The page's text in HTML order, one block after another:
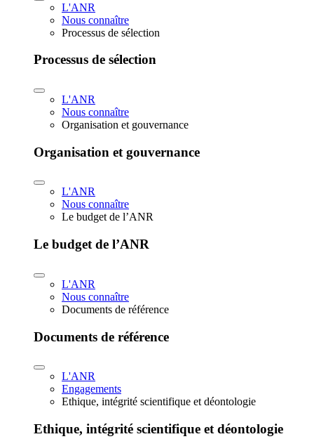
L'ANR
Nous connaître
Processus de sélection
Processus de sélection
L'ANR
Nous connaître
Organisation et gouvernance
Organisation et gouvernance
L'ANR
Nous connaître
Le budget de l’ANR
Le budget de l’ANR
L'ANR
Nous connaître
Documents de référence
Documents de référence
L'ANR
Engagements
Ethique, intégrité scientifique et déontologie
Ethique, intégrité scientifique et déontologie